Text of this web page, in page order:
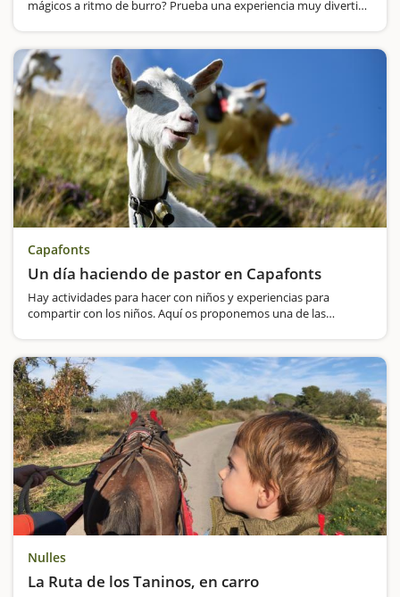
mágicos a ritmo de burro? Prueba una experiencia muy divertida
Capafonts
Un día haciendo de pastor en Capafonts
Hay actividades para hacer con niños y experiencias para
compartir con los niños. Aquí os proponemos una de las
Se…
Nulles
La Ruta de los Taninos, en carro